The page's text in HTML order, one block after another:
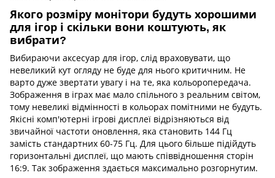
Якого розміру монітори будуть хорошими
для ігор і скільки вони коштують, як
вибрати?
Вибираючи аксесуар для ігор, слід враховувати, що
невеликий кут огляду не буде для нього критичним. Не
варто дуже звертати увагу і на те, яка кольоропередача.
Зображення в іграх має мало спільного з реальним світом,
тому невеликі відмінності в кольорах помітними не будуть.
Якісні комп'ютерні ігрові дисплеї відрізняються від
звичайної частоти оновлення, яка становить 144 Гц
замість стандартних 60-75 Гц. Для цього більше підійдуть
горизонтальні дисплеї, що мають співвідношення сторін
16:9. Так зображення здається максимально розгорнутим.